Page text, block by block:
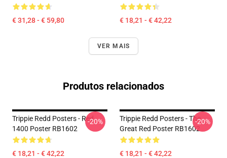
€ 31,28 - € 59,80 € 18,21 - € 42,22
VER MAIS
Produtos relacionados
Trippie Redd Posters - Red
1400 Poster RB1602
€ 18,21 - € 42,22
-20%
Trippie Redd Posters - The
Great Red Poster RB1602
€ 18,21 - € 42,22
-20%